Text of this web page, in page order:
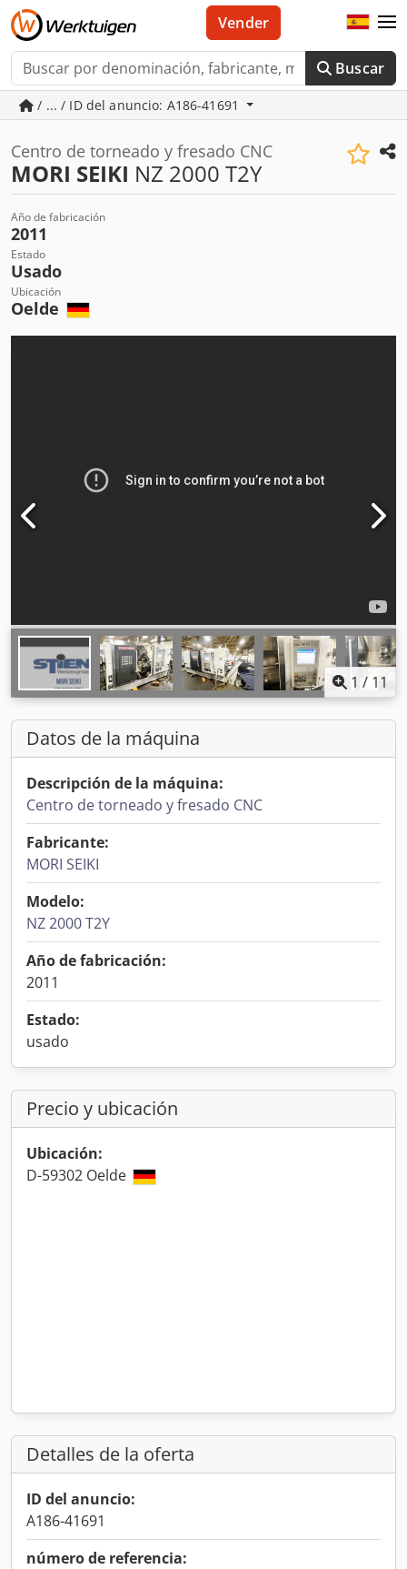
Buscar
Vender
/ ... / ID del anuncio: A186-41691
Centro de torneado y fresado CNC
MORI SEIKI NZ 2000 T2Y
Año de fabricación
2011
Estado
Usado
Ubicación
Oelde
1 / 11
Datos de la máquina
Descripción de la máquina:
Centro de torneado y fresado CNC
Fabricante:
MORI SEIKI
Modelo:
NZ 2000 T2Y
Año de fabricación:
2011
Estado:
usado
Precio y ubicación
Ubicación:
D-59302 Oelde
Detalles de la oferta
ID del anuncio:
A186-41691
número de referencia: